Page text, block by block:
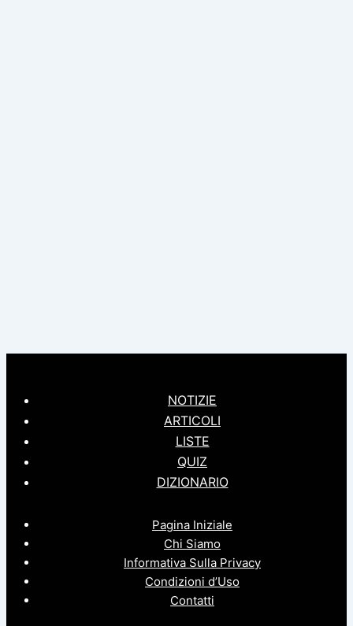
NOTIZIE
ARTICOLI
LISTE
QUIZ
DIZIONARIO
Pagina Iniziale
Chi Siamo
Informativa Sulla Privacy
Condizioni d’Uso
Contatti